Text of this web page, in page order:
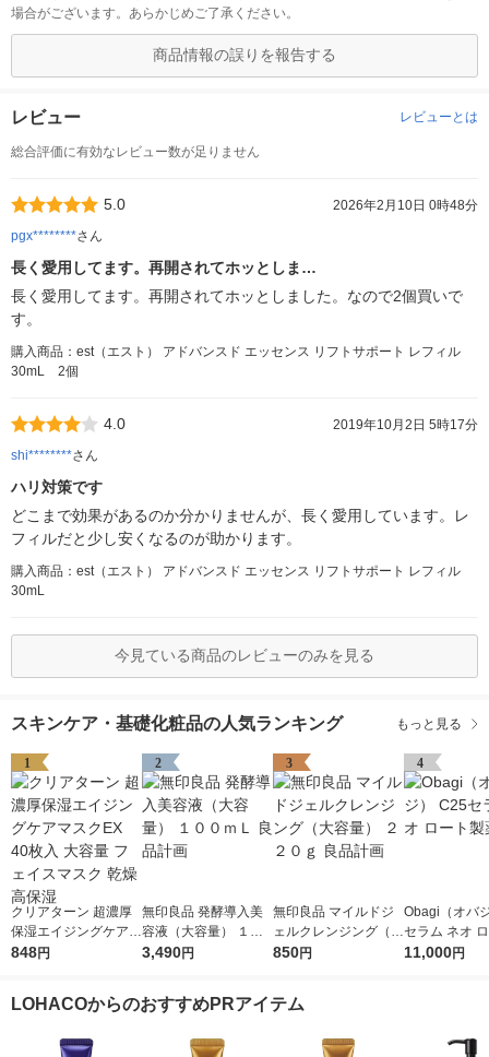
場合がございます。あらかじめご了承ください。
商品情報の誤りを報告する
レビュー レビューとは
総合評価に有効なレビュー数が足りません
5.0
2026年2月10日 0時48分
pgx********さん
長く愛用してます。再開されてホッとしま…
長く愛用してます。再開されてホッとしました。なので2個買いで
す。
購入商品：est（エスト） アドバンスド エッセンス リフトサポート レフィル
30mL 2個
4.0
2019年10月2日 5時17分
shi********さん
ハリ対策です
どこまで効果があるのか分かりませんが、長く愛用しています。レ
フィルだと少し安くなるのが助かります。
購入商品：est（エスト） アドバンスド エッセンス リフトサポート レフィル
30mL
今見ている商品のレビューのみを見る
スキンケア・基礎化粧品の人気ランキング もっと見る
1
クリアターン 超濃厚
保湿エイジングケアマ
スクEX 40枚入 大容量
848円
2
無印良品 発酵導入美
容液（大容量） １０
０ｍＬ 良品計画
3,490円
3
無印良品 マイルドジ
ェルクレンジング（大
容量） ２２０ｇ 良品
850円
4
Obagi（オバ
セラム ネオ
薬
11,000円
LOHACOからのおすすめPRアイテム